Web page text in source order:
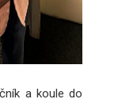
a koule do